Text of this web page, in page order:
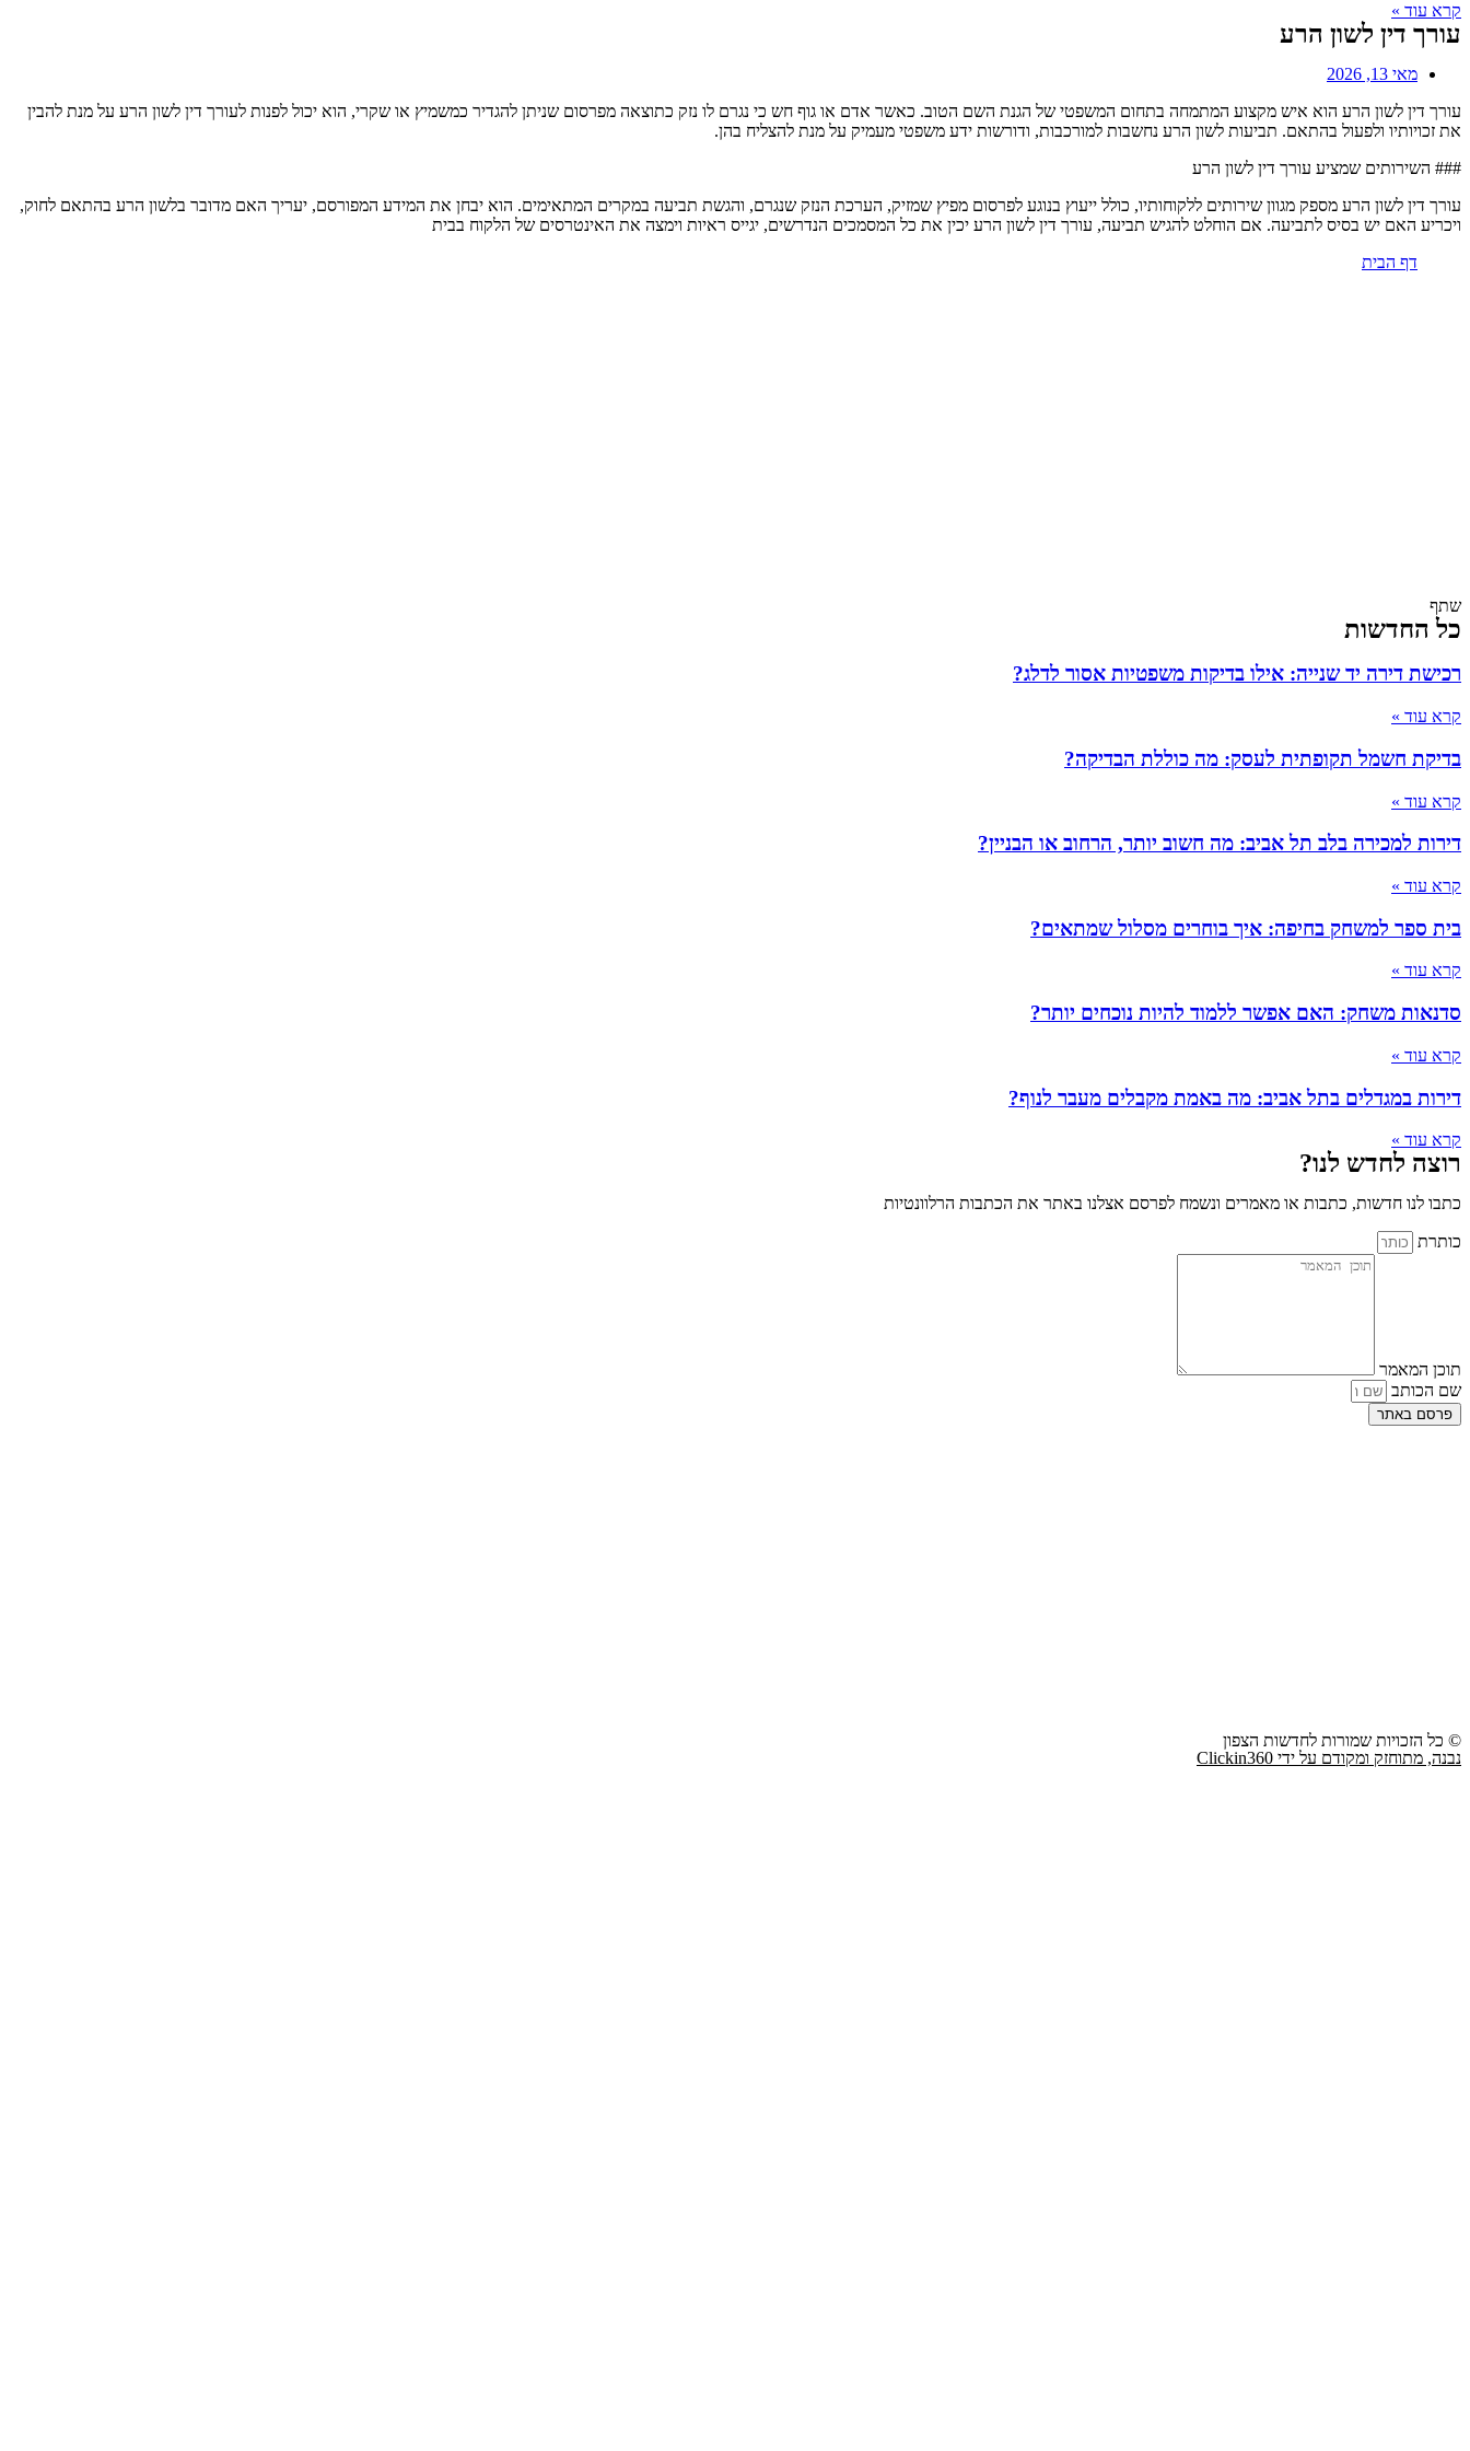
קרא עוד »
עורך דין לשון הרע
מאי 13, 2026
עורך דין לשון הרע הוא איש מקצוע המתמחה בתחום המשפטי של הגנת השם הטוב. כאשר אדם או גוף חש כי נגרם לו נזק כתוצאה מפרסום שניתן להגדיר כמשמיץ או שקרי, הוא יכול לפנות לעורך דין לשון הרע על מנת להבין
את זכויותיו ולפעול בהתאם. תביעות לשון הרע נחשבות למורכבות, ודורשות ידע משפטי מעמיק על מנת להצליח בהן.
### השירותים שמציע עורך דין לשון הרע
עורך דין לשון הרע מספק מגוון שירותים ללקוחותיו, כולל ייעוץ בנוגע לפרסום מפיץ שמזיק, הערכת הנזק שנגרם, והגשת תביעה במקרים המתאימים. הוא יבחן את המידע המפורסם, יעריך האם מדובר בלשון הרע בהתאם לחוק,
ויכריע האם יש בסיס לתביעה. אם הוחלט להגיש תביעה, עורך דין לשון הרע יכין את כל המסמכים הנדרשים, יגייס ראיות וימצה את האינטרסים של הלקוח בבית
דף הבית
שתף
כל החדשות
רכישת דירה יד שנייה: אילו בדיקות משפטיות אסור לדלג?
קרא עוד »
בדיקת חשמל תקופתית לעסק: מה כוללת הבדיקה?
קרא עוד »
דירות למכירה בלב תל אביב: מה חשוב יותר, הרחוב או הבניין?
קרא עוד »
בית ספר למשחק בחיפה: איך בוחרים מסלול שמתאים?
קרא עוד »
סדנאות משחק: האם אפשר ללמוד להיות נוכחים יותר?
קרא עוד »
דירות במגדלים בתל אביב: מה באמת מקבלים מעבר לנוף?
קרא עוד »
רוצה לחדש לנו?
כתבו לנו חדשות, כתבות או מאמרים ונשמח לפרסם אצלנו באתר את הכתבות הרלוונטיות
כותרת
תוכן המאמר
שם הכותב
פרסם באתר
© כל הזכויות שמורות לחדשות הצפון
נבנה, מתוחזק ומקודם על ידי Clickin360